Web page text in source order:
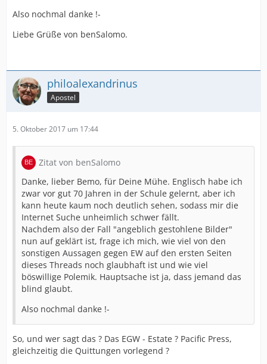
Also nochmal danke !-
Liebe Grüße von benSalomo.
philoalexandrinus
Apostel
5. Oktober 2017 um 17:44
Zitat von benSalomo
Danke, lieber Bemo, für Deine Mühe. Englisch habe ich
zwar vor gut 70 Jahren in der Schule gelernt, aber ich
kann heute kaum noch deutlich sehen, sodass mir die
Internet Suche unheimlich schwer fällt.
Nachdem also der Fall "angeblich gestohlene Bilder"
nun auf geklärt ist, frage ich mich, wie viel von den
sonstigen Aussagen gegen EW auf den ersten Seiten
dieses Threads noch glaubhaft ist und wie viel
böswillige Polemik. Hauptsache ist ja, dass jemand das
blind glaubt.
Also nochmal danke !-
So, und wer sagt das ? Das EGW - Estate ? Pacific Press,
gleichzeitig die Quittungen vorlegend ?